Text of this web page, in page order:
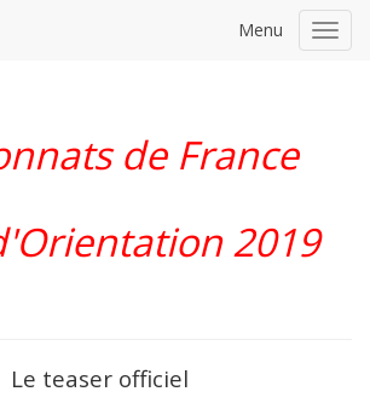
Menu
de France
2019
Le teaser officiel